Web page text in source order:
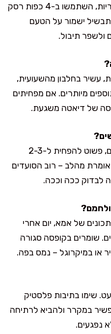
לגמרי. אם אין לכם עגבניות טריות, השתמשו ב-4 כפות רסק
התבשיל ישמור על הטעם
תיבול.
עשיר בחלבון מהשעועית,
מיותרים. אם מפחיתים
של דיאטה משגעת.
אם אתם פחות מתחברים לשום, פשוט להפחית ל-2-3
אומרת מהלב – רוב הסועדים
לבדוק ככה וככה.
של אמא, יום אחרי
שומרים בקופסה סגורה
או במיקרוגל – נמס בפה.
שימו בתיבות פלסטיק
במקרר ולהביא לרתיחה
נפגעים.